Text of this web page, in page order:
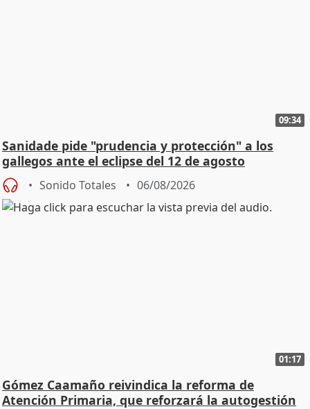
09:34
Sanidade pide "prudencia y protección" a los
gallegos ante el eclipse del 12 de agosto
Sonido Totales 06/08/2026
01:17
Gómez Caamaño reivindica la reforma de
Atención Primaria, que reforzará la autogestión